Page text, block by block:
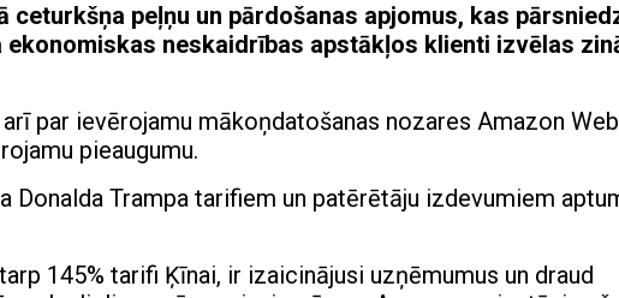
peļņu un pārdošanas apjomus, kas
neskaidrības apstākļos klienti izvēlas
par ievērojamu mākoņdatošanas nozares Amazon Web
pieaugumu.
Donalda Trampa tarifiem un patērētāju izdevumiem
145% tarifi Ķīnai, ir izaicinājusi uzņēmumus un draud